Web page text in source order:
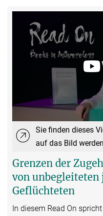
Sie finden dieses
auf das Bild
Grenzen der
von unbegleiteten
Geflüchteten
In diesem Read On